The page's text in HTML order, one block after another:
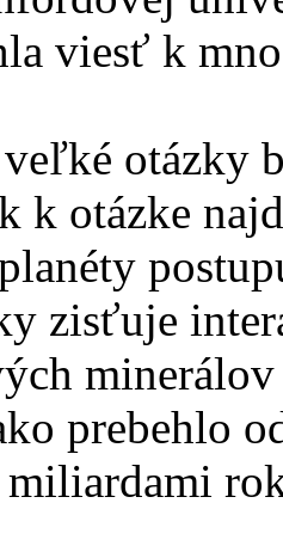
viesť k
otázky
k otázke
zisťuje
prebehlo